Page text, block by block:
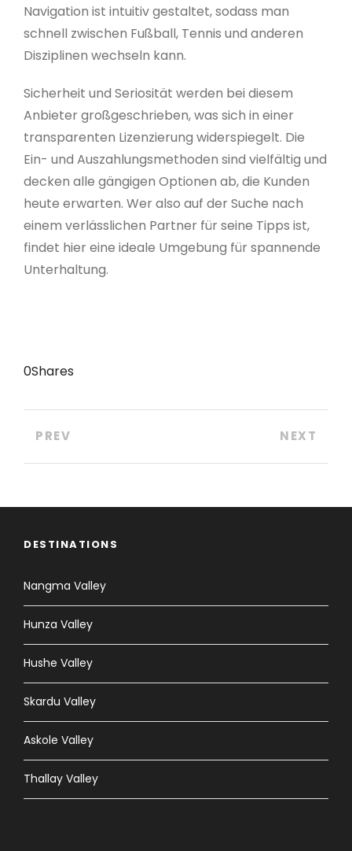
Navigation ist intuitiv gestaltet, sodass man
schnell zwischen Fußball, Tennis und anderen
Disziplinen wechseln kann.
Sicherheit und Seriosität werden bei diesem
Anbieter großgeschrieben, was sich in einer
transparenten Lizenzierung widerspiegelt. Die
Ein- und Auszahlungsmethoden sind vielfältig und
decken alle gängigen Optionen ab, die Kunden
heute erwarten. Wer also auf der Suche nach
einem verlässlichen Partner für seine Tipps ist,
findet hier eine ideale Umgebung für spannende
Unterhaltung.
0Shares
PREV NEXT
DESTINATIONS
Nangma Valley
Hunza Valley
Hushe Valley
Skardu Valley
Askole Valley
Thallay Valley